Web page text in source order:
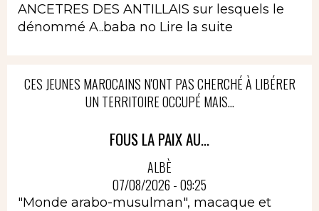
ANCETRES DES ANTILLAIS sur lesquels le
dénommé A..baba no Lire la suite
CES JEUNES MAROCAINS N'ONT PAS CHERCHÉ À LIBÉRER
UN TERRITOIRE OCCUPÉ MAIS...
FOUS LA PAIX AU...
ALBÈ
07/08/2026 - 09:25
"Monde arabo-musulman", macaque et